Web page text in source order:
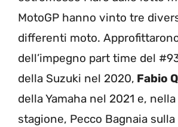
MotoGP hanno vinto tre
differenti moto.
dell’impegno part time del
della Suzuki nel 2020, Fabio
della Yamaha nel 2021 e,
stagione, Pecco Bagnaia sulla